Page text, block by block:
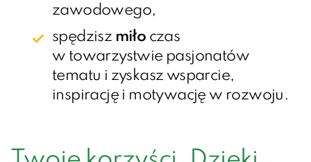
zawodowego,
spędzisz miło czas
w towarzystwie pasjonatów
tematu i zyskasz wsparcie,
inspirację i motywację w rozwoju.